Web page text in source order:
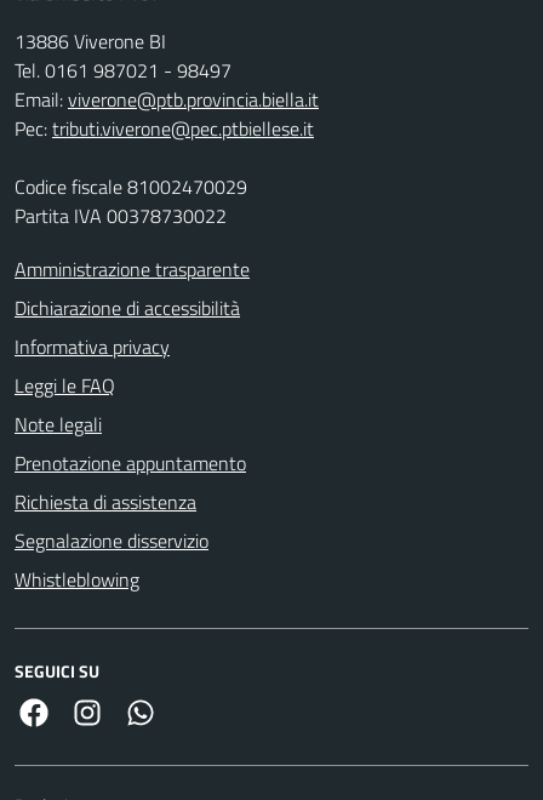
13886 Viverone BI
Tel. 0161 987021 - 98497
Email:viverone@ptb.provincia.biella.it
Pec:tributi.viverone@pec.ptbiellese.it
Codice fiscale 81002470029
Partita IVA 00378730022
Amministrazione trasparente
Dichiarazione di accessibilità
Informativa privacy
Leggi le FAQ
Note legali
Prenotazione appuntamento
Richiesta di assistenza
Segnalazione disservizio
Whistleblowing
SEGUICI SU
Facebook Link Instagram